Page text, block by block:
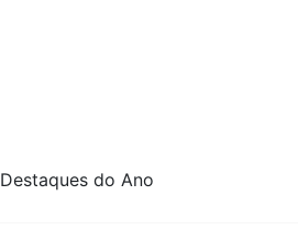
Destaques do Ano